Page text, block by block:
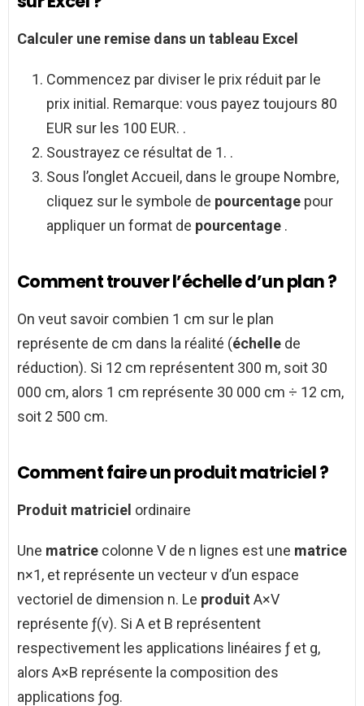
Calculer une remise dans un tableau Excel
Commencez par diviser le prix réduit par le
prix initial. Remarque: vous payez toujours 80
EUR sur les 100 EUR. .
Soustrayez ce résultat de 1. .
Sous l’onglet Accueil, dans le groupe Nombre,
cliquez sur le symbole de pourcentage pour
appliquer un format de pourcentage .
Comment trouver l’échelle d’un plan ?
On veut savoir combien 1 cm sur le plan
représente de cm dans la réalité (échelle de
réduction). Si 12 cm représentent 300 m, soit 30
000 cm, alors 1 cm représente 30 000 cm ÷ 12 cm,
soit 2 500 cm.
Comment faire un produit matriciel ?
Produit matriciel ordinaire
Une matrice colonne V de n lignes est une matrice
n×1, et représente un vecteur v d’un espace
vectoriel de dimension n. Le produit A×V
représente ƒ(v). Si A et B représentent
respectivement les applications linéaires ƒ et g,
alors A×B représente la composition des
applications ƒog.